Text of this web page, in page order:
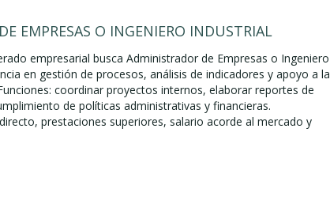
EMPRESAS O INGENIERO INDUSTRIAL
empresarial busca Administrador de Empresas o Ingeniero
en gestión de procesos, análisis de indicadores y apoyo a la
coordinar proyectos internos, elaborar reportes de
de políticas administrativas y financieras.
prestaciones superiores, salario acorde al mercado y